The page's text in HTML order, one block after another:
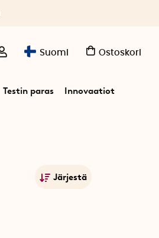
Suomi Ostoskori
Testin paras Innovaatiot
Järjestä